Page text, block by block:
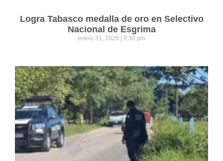
Logra Tabasco medalla de oro en Selectivo
Nacional de Esgrima
enero 31, 2025 9:30 pm